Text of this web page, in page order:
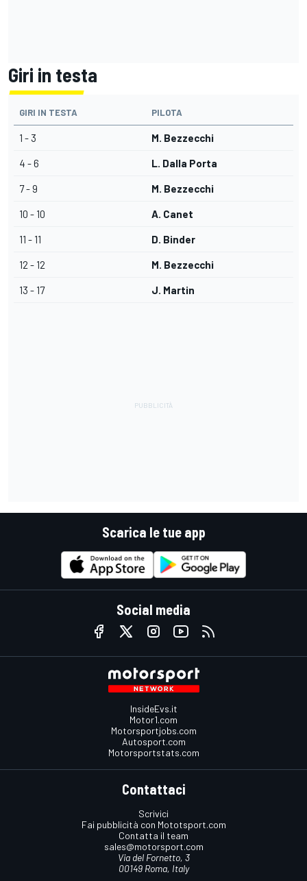
Giri in testa
GIRI IN TESTA PILOTA
1 - 3 M. Bezzecchi
4 - 6 L. Dalla Porta
7 - 9 M. Bezzecchi
10 - 10 A. Canet
11 - 11 D. Binder
12 - 12 M. Bezzecchi
13 - 17 J. Martin
Scarica le tue app
Social media
InsideEvs.it
Motor1.com
Motorsportjobs.com
Autosport.com
Motorsportstats.com
Contattaci
Scrivici
Fai pubblicità con Mototsport.com
Contatta il team
sales@motorsport.com
Via del Fornetto, 3
00149 Roma, Italy